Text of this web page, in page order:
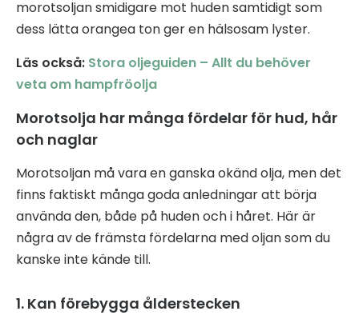
morotsoljan smidigare mot huden samtidigt som
dess lätta orangea ton ger en hälsosam lyster.
Läs också: Stora oljeguiden – Allt du behöver
veta om hampfröolja
Morotsolja har många fördelar för hud, hår
och naglar
Morotsoljan må vara en ganska okänd olja, men det
finns faktiskt många goda anledningar att börja
använda den, både på huden och i håret. Här är
några av de främsta fördelarna med oljan som du
kanske inte kände till.
1. Kan förebygga ålderstecken